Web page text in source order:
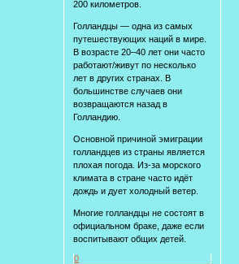
200 километров.
Голландцы — одна из самых
путешествующих наций в мире.
В возрасте 20–40 лет они часто
работают/живут по несколько
лет в других странах. В
большинстве случаев они
возвращаются назад в
Голландию.
Основной причиной эмиграции
голландцев из страны является
плохая погода. Из-за морского
климата в стране часто идёт
дождь и дует холодный ветер.
Многие голландцы не состоят в
официальном браке, даже если
воспитывают общих детей.
0